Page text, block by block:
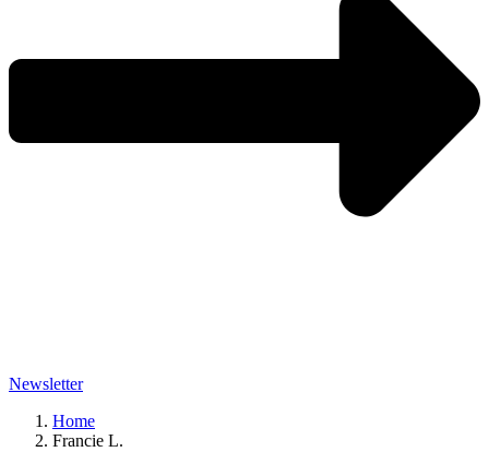
Newsletter
Home
Francie L.